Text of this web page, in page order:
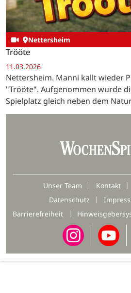
Nettersheim
Trööte
11.03.2026
Nettersheim. Manni kallt wieder
"Trööte". Aufgenommen wurde
Spielplatz gleich neben dem
Unser Team Kontakt
Datenschutz
Barrierefreiheit